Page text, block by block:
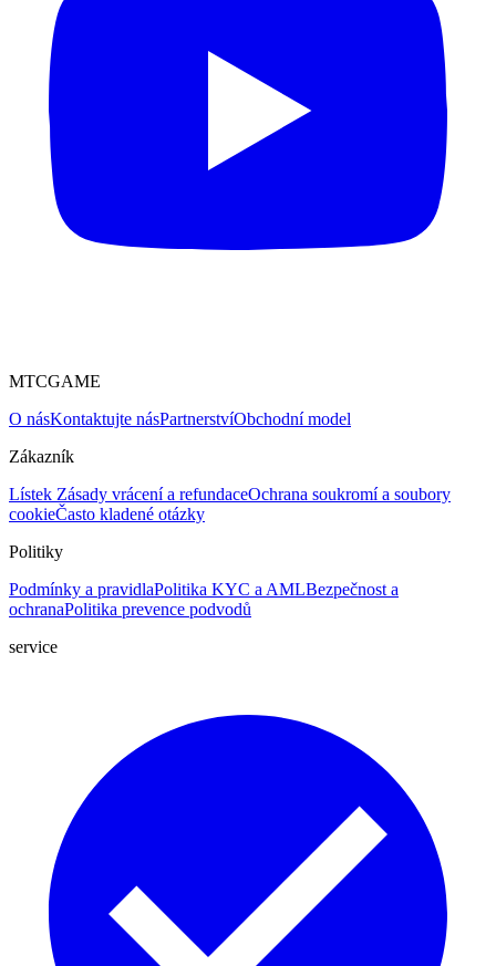
MTCGAME
O násKontaktujte násPartnerstvíObchodní model
Zákazník
Lístek Zásady vrácení a refundaceOchrana soukromí a soubory
cookieČasto kladené otázky
Politiky
Podmínky a pravidlaPolitika KYC a AMLBezpečnost a
ochranaPolitika prevence podvodů
service